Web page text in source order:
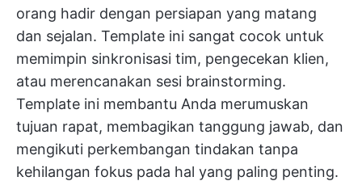
orang hadir dengan persiapan yang matang
dan sejalan. Template ini sangat cocok untuk
memimpin sinkronisasi tim, pengecekan klien,
atau merencanakan sesi brainstorming.
Template ini membantu Anda merumuskan
tujuan rapat, membagikan tanggung jawab, dan
mengikuti perkembangan tindakan tanpa
kehilangan fokus pada hal yang paling penting.